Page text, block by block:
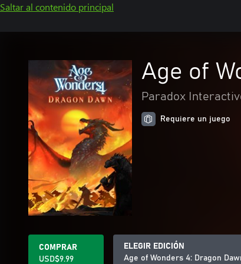
Saltar al contenido principal
Age of
Paradox
Requiere un juego
COMPRAR
USD$9.99
ELEGIR EDICIÓN
Age of Wonders 4: Dragon